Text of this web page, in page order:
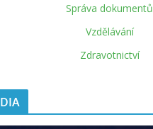
Správa dokumentů
Vzdělávání
Zdravotnictví
DIA